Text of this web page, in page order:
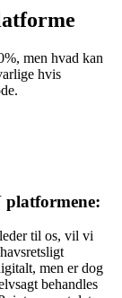
men hvad kan
hvis
til os, vil vi
men er dog
behandles